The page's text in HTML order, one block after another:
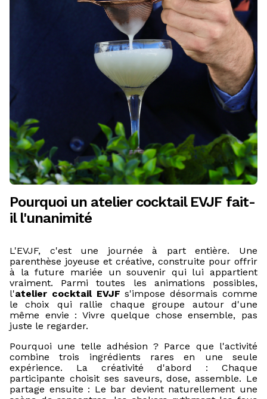
Pourquoi un atelier cocktail EVJF fait-
il l'unanimité
L'EVJF, c'est une journée à part entière. Une
parenthèse joyeuse et créative, construite pour offrir
à la future mariée un souvenir qui lui appartient
vraiment. Parmi toutes les animations possibles,
l'atelier cocktail EVJF s'impose désormais comme
le choix qui rallie chaque groupe autour d'une
même envie : Vivre quelque chose ensemble, pas
juste le regarder.
Pourquoi une telle adhésion ? Parce que l'activité
combine trois ingrédients rares en une seule
expérience. La créativité d'abord : Chaque
participante choisit ses saveurs, dose, assemble. Le
partage ensuite : Le bar devient naturellement une